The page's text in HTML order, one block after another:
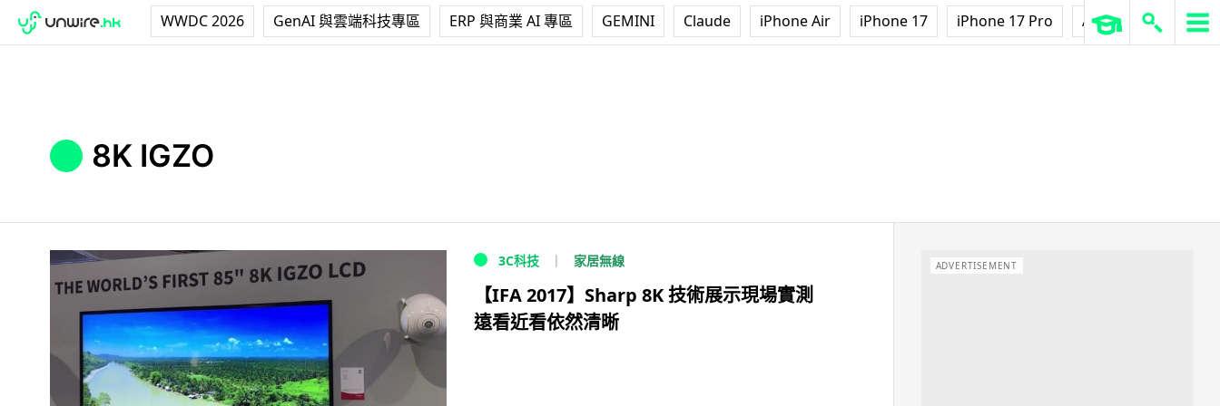
WWDC 2026 GenAI 與雲端科技專區 ERP 與商業 AI 專區 GEMINI Claude iPhone Air iPhone 17 iPhone 17 Pro AirPods Pro 3
8K IGZO
3C科技 家居無線
【IFA 2017】Sharp 8K 技術展示現場實測
遠看近看依然清晰
ADVERTISEMENT